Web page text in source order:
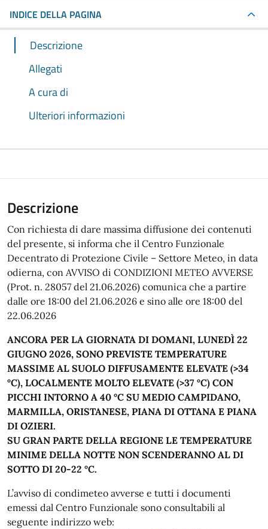
INDICE DELLA PAGINA
Descrizione
Allegati
A cura di
Ulteriori informazioni
Descrizione
Con richiesta di dare massima diffusione dei contenuti
del presente, si informa che il Centro Funzionale
Decentrato di Protezione Civile – Settore Meteo, in data
odierna, con AVVISO di CONDIZIONI METEO AVVERSE
(Prot. n. 28057 del 21.06.2026) comunica che a partire
dalle ore 18:00 del 21.06.2026 e sino alle ore 18:00 del
22.06.2026
ANCORA PER LA GIORNATA DI DOMANI, LUNEDÌ 22
GIUGNO 2026, SONO PREVISTE TEMPERATURE
MASSIME AL SUOLO DIFFUSAMENTE ELEVATE (>34
°C), LOCALMENTE MOLTO ELEVATE (>37 °C) CON
PICCHI INTORNO A 40 °C SU MEDIO CAMPIDANO,
MARMILLA, ORISTANESE, PIANA DI OTTANA E PIANA
DI OZIERI.
SU GRAN PARTE DELLA REGIONE LE TEMPERATURE
MINIME DELLA NOTTE NON SCENDERANNO AL DI
SOTTO DI 20-22 °C.
L’avviso di condimeteo avverse e tutti i documenti
emessi dal Centro Funzionale sono consultabili al
seguente indirizzo web: